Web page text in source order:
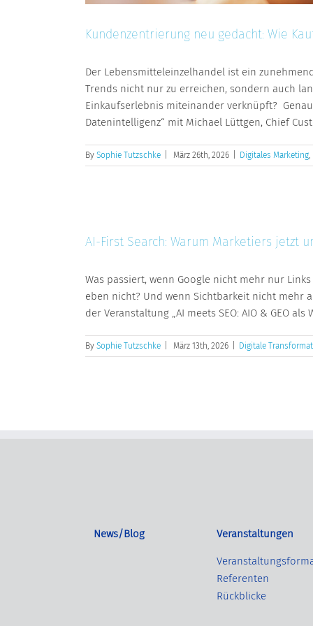
Kundenzentrierung neu gedacht: Wie
Der Lebensmitteleinzelhandel ist ein
Trends nicht nur zu erreichen, sondern auch
Einkaufserlebnis miteinander verknüpft?
Datenintelligenz“ mit Michael Lüttgen, Chief
By Sophie Tutzschke März 26th, 2026 Digitales Marketing,
AI-First Search: Warum Marketiers jetzt
Was passiert, wenn Google nicht mehr nur
eben nicht? Und wenn Sichtbarkeit nicht mehr
der Veranstaltung „AI meets SEO: AIO & GEO
By Sophie Tutzschke März 13th, 2026 Digitale
News/Blog Veranstaltungen
Referenten
Rückblicke